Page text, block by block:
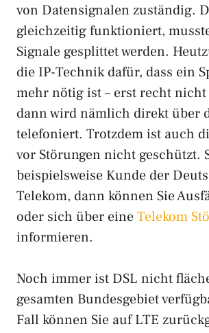
von Datensignalen zuständig.
gleichzeitig funktioniert,
Signale gesplittet werden.
die IP-Technik dafür, dass ein
mehr nötig ist – erst recht nicht
dann wird nämlich direkt über
telefoniert. Trotzdem ist auch
vor Störungen nicht geschützt.
beispielsweise Kunde der
Telekom, dann können Sie
oder sich über eineTelekom
informieren.
Noch immer ist DSL nicht
gesamten Bundesgebiet
Fall können Sie auf LTE